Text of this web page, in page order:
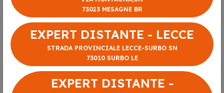
73023 MESAGNE BR
EXPERT DISTANTE - LECCE
STRADA PROVINCIALE LECCE-SURBO SN
73010 SURBO LE
EXPERT DISTANTE -